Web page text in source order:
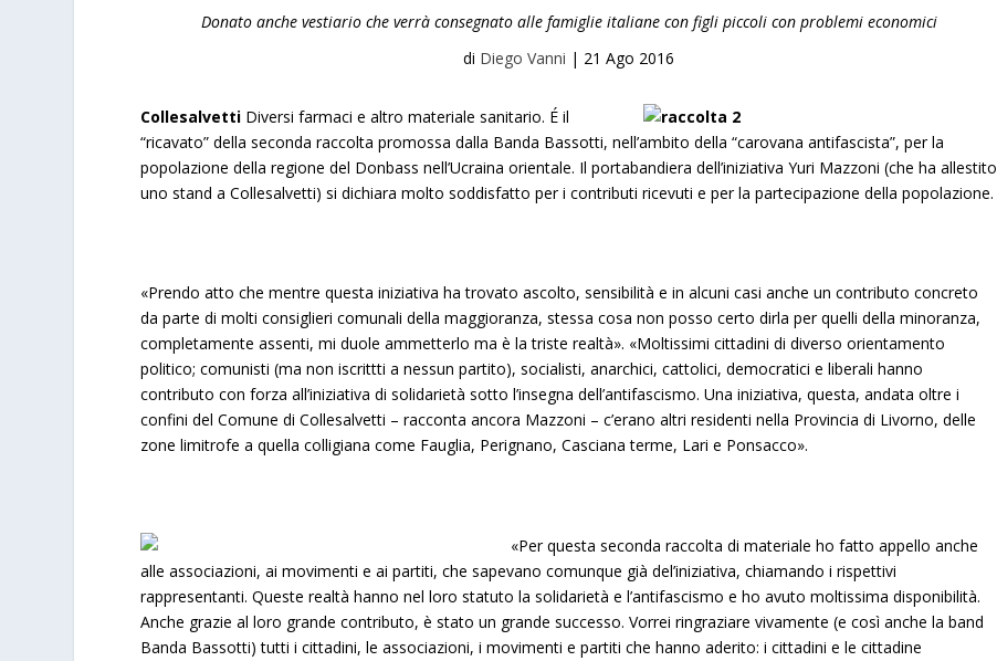
Donato anche vestiario che verrà consegnato alle famiglie italiane con figli piccoli con problemi economici
di Diego Vanni | 21 Ago 2016
Collesalvetti Diversi farmaci e altro materiale sanitario. É il
“ricavato” della seconda raccolta promossa dalla Banda Bassotti, nell’ambito della “carovana antifascista”, per la
popolazione della regione del Donbass nell’Ucraina orientale. Il portabandiera dell’iniziativa Yuri Mazzoni (che ha allestito
uno stand a Collesalvetti) si dichiara molto soddisfatto per i contributi ricevuti e per la partecipazione della popolazione.
«Prendo atto che mentre questa iniziativa ha trovato ascolto, sensibilità e in alcuni casi anche un contributo concreto
da parte di molti consiglieri comunali della maggioranza, stessa cosa non posso certo dirla per quelli della minoranza,
completamente assenti, mi duole ammetterlo ma è la triste realtà». «Moltissimi cittadini di diverso orientamento
politico; comunisti (ma non iscrittti a nessun partito), socialisti, anarchici, cattolici, democratici e liberali hanno
contributo con forza all’iniziativa di solidarietà sotto l’insegna dell’antifascismo. Una iniziativa, questa, andata oltre i
confini del Comune di Collesalvetti – racconta ancora Mazzoni – c’erano altri residenti nella Provincia di Livorno, delle
zone limitrofe a quella colligiana come Fauglia, Perignano, Casciana terme, Lari e Ponsacco».
«Per questa seconda raccolta di materiale ho fatto appello anche
alle associazioni, ai movimenti e ai partiti, che sapevano comunque già del’iniziativa, chiamando i rispettivi
rappresentanti. Queste realtà hanno nel loro statuto la solidarietà e l’antifascismo e ho avuto moltissima disponibilità.
Anche grazie al loro grande contributo, è stato un grande successo. Vorrei ringraziare vivamente (e così anche la band
Banda Bassotti) tutti i cittadini, le associazioni, i movimenti e partiti che hanno aderito: i cittadini e le cittadine